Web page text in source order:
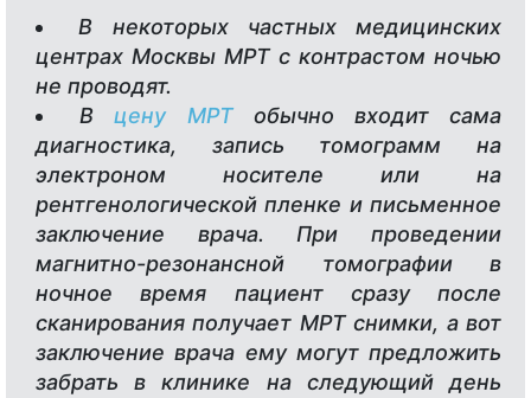
В некоторых частных медицинских
центрах Москвы МРТ с контрастом ночью
не проводят.
Вцену МРТобычно входит сама
диагностика, запись томограмм на
электроном носителе или на
рентгенологической пленке и письменное
заключение врача. При проведении
магнитно-резонансной томографии в
ночное время пациент сразу после
сканирования получает МРТ снимки, а вот
заключение врача ему могут предложить
забрать в клинике на следующий день